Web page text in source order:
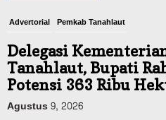
Advertorial Pemkab Tanahlaut
Delegasi
Tanahlaut, Bupati
Potensi 363 Ribu
Agustus 9, 2026